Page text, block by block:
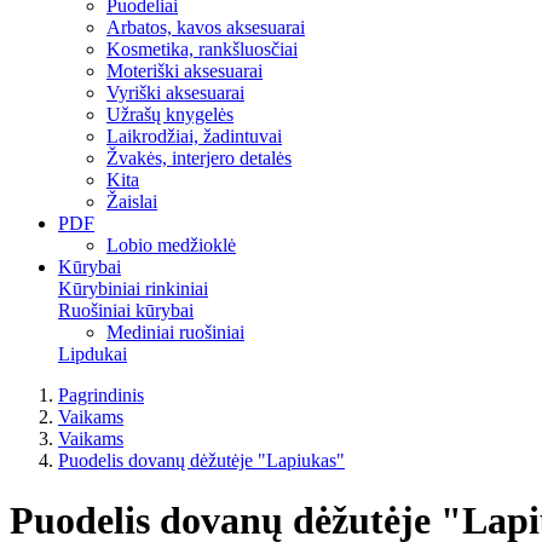
Puodeliai
Arbatos, kavos aksesuarai
Kosmetika, rankšluosčiai
Moteriški aksesuarai
Vyriški aksesuarai
Užrašų knygelės
Laikrodžiai, žadintuvai
Žvakės, interjero detalės
Kita
Žaislai
PDF
Lobio medžioklė
Kūrybai
Kūrybiniai rinkiniai
Ruošiniai kūrybai
Mediniai ruošiniai
Lipdukai
Pagrindinis
Vaikams
Vaikams
Puodelis dovanų dėžutėje "Lapiukas"
Puodelis dovanų dėžutėje